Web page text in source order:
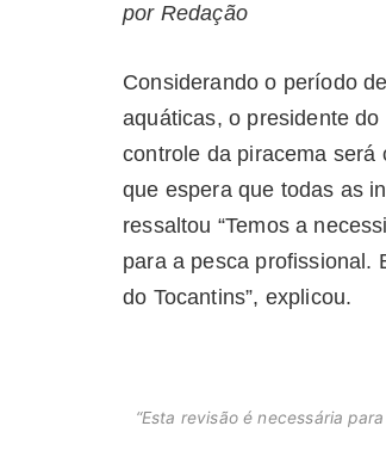
por Redação
Considerando o período
aquáticas, o presidente
controle da piracema será
que espera que todas as
ressaltou “Temos a
para a pesca profissional.
do Tocantins”, explicou.
“Esta revisão é necessária